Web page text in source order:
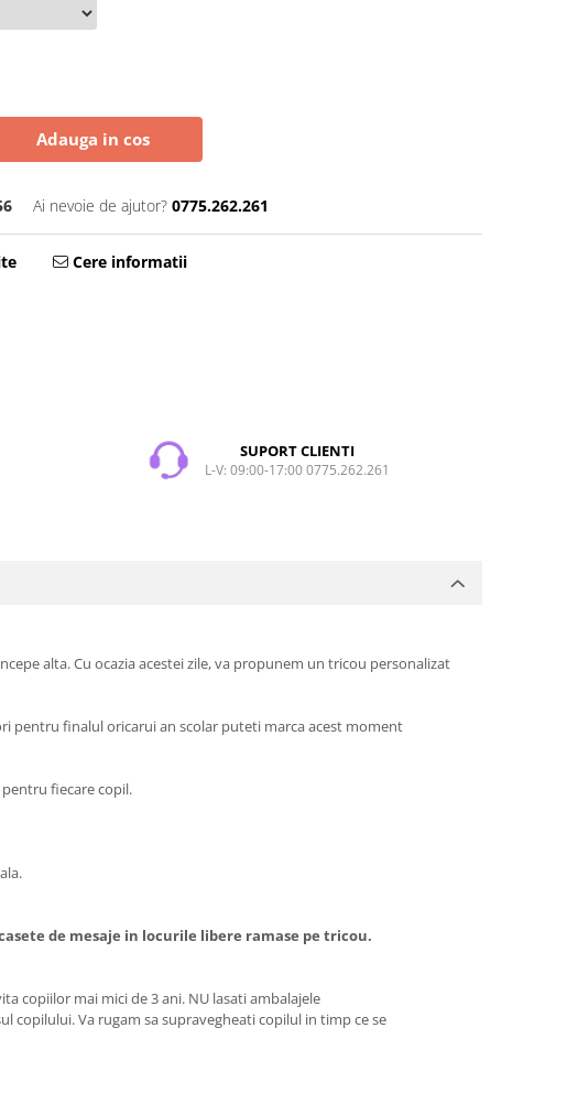
Adauga in cos
Ai nevoie de ajutor? 0775.262.261
Cere informatii
SUPORT CLIENTI
L-V: 09:00-17:00 0775.262.261
alta. Cu ocazia acestei zile, va propunem un tricou personalizat
pentru finalul oricarui an scolar puteti marca acest moment
fiecare copil.
de mesaje in locurile libere ramase pe tricou.
copiilor mai mici de 3 ani. NU lasati ambalajele
Va rugam sa supravegheati copilul in timp ce se